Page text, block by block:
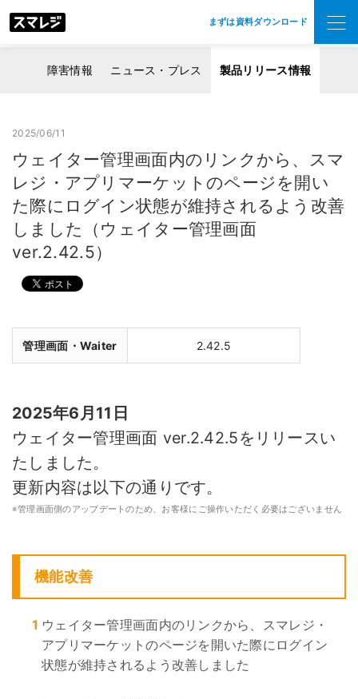
まずは資料ダウンロード
障害情報 ニュース・プレス 製品リリース情報
2025/06/11
ウェイター管理画面内のリンクから、スマ
レジ・アプリマーケットのページを開い
た際にログイン状態が維持されるよう改善
しました（ウェイター管理画面
ver.2.42.5）
管理画面・Waiter 2.42.5
2025年6月11日
ウェイター管理画面 ver.2.42.5をリリースい
たしました。
更新内容は以下の通りです。
※管理画面側のアップデートのため、お客様にご操作いただく必要はございません
機能改善
1 ウェイター管理画面内のリンクから、スマレジ・
アプリマーケットのページを開いた際にログイン
状態が維持されるよう改善しました